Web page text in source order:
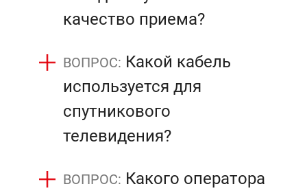
качество приема?
Какой кабель
используется для
спутникового
телевидения?
Какого оператора